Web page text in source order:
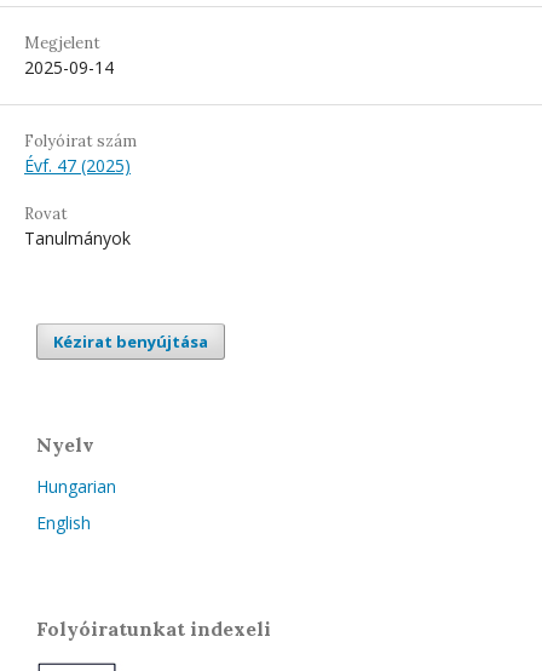
Megjelent
2025-09-14
Folyóirat szám
Évf. 47 (2025)
Rovat
Tanulmányok
Kézirat benyújtása
Nyelv
Hungarian
English
Folyóiratunkat indexeli